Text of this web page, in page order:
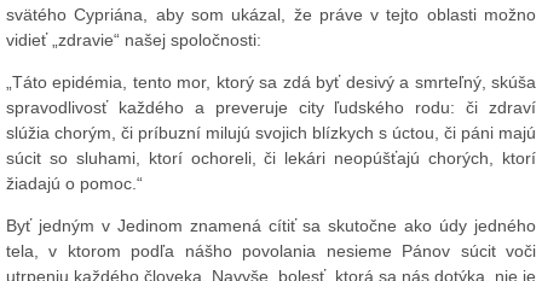
svätého Cypriána, aby som ukázal, že práve v tejto oblasti možno
vidieť „zdravie“ našej spoločnosti:
„Táto epidémia, tento mor, ktorý sa zdá byť desivý a smrteľný, skúša
spravodlivosť každého a preveruje city ľudského rodu: či zdraví
slúžia chorým, či príbuzní milujú svojich blízkych s úctou, či páni majú
súcit so sluhami, ktorí ochoreli, či lekári neopúšťajú chorých, ktorí
žiadajú o pomoc.“
Byť jedným v Jedinom znamená cítiť sa skutočne ako údy jedného
tela, v ktorom podľa nášho povolania nesieme Pánov súcit voči
utrpeniu každého človeka. Navyše, bolesť, ktorá sa nás dotýka, nie je